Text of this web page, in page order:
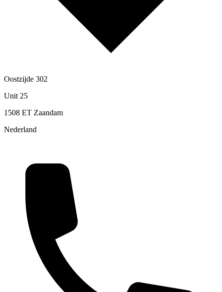
Oostzijde 302
Unit 25
1508 ET Zaandam
Nederland